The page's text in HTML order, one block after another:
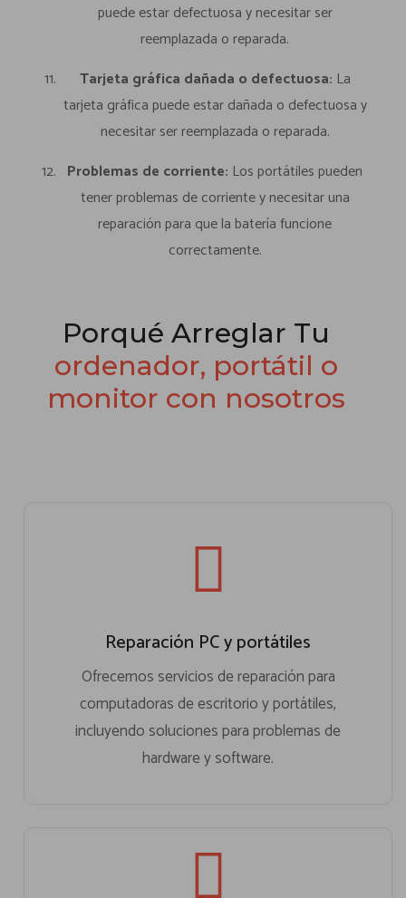
puede estar defectuosa y necesitar ser
reemplazada o reparada.
Tarjeta gráfica dañada o defectuosa: La
tarjeta gráfica puede estar dañada o defectuosa y
necesitar ser reemplazada o reparada.
Problemas de corriente: Los portátiles pueden
tener problemas de corriente y necesitar una
reparación para que la batería funcione
correctamente.
Porqué Arreglar Tu
ordenador, portátil o
monitor con nosotros
Reparación PC y portátiles
Ofrecemos servicios de reparación para
computadoras de escritorio y portátiles,
incluyendo soluciones para problemas de
hardware y software.